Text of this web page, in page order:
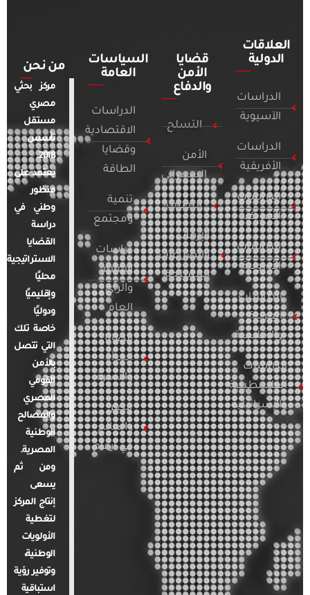
العلاقات
الدولية
الدراسات
الآسيوية
الدراسات
الأفريقية
الدراسات
الأمريكية
الدراسات
الأوروبية
الدراسات
العربية
والإقليمية
الدراسات
الفلسطينية
والإسرائيلية
قضايا
الأمن
والدفاع
التسلح
الأمن
السيبراني
التطرف
الإرهاب
والصراعات
المسلحة
السياسات
العامة
الدراسات
الاقتصادية
وقضايا
الطاقة
تنمية
ومجتمع
دراسات
الإعلام
والرأي
العام
قضايا
المرأة
والأسرة
مصر
والعالم
في أرقام
من نحن
مركز بحثي
مصري
مستقل
تأسس
2018.
يعتمد على
منظور
وطني في
دراسة
القضايا
الاستراتيجية
محليًا
وإقليميًا
ودوليًا
خاصة تلك
التي تتصل
بالأمن
القومي
المصري
والمصالح
الوطنية
المصرية.
ومن ثم
يسعى
إنتاج المركز
لتغطية
الأولويات
الوطنية،
وتوفير رؤية
استباقية